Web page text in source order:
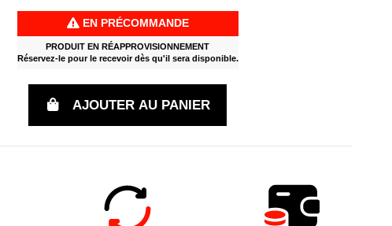
EN PRÉCOMMANDE
PRODUIT EN RÉAPPROVISIONNEMENT
Réservez-le pour le recevoir dès qu'il sera disponible.
AJOUTER AU PANIER